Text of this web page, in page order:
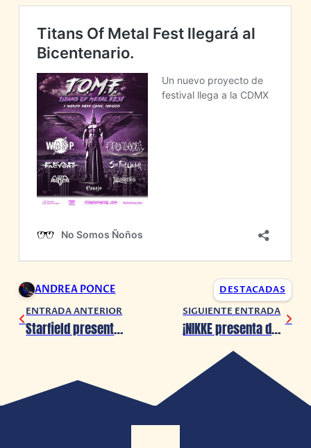
ANDREA PONCE
DESTACADAS
ENTRADA ANTERIOR
Starfield presenta su 1er expansión ‘Shattered Space’
SIGUIENTE ENTRADA
¡NIKKE presenta detalles de su próximo evento!